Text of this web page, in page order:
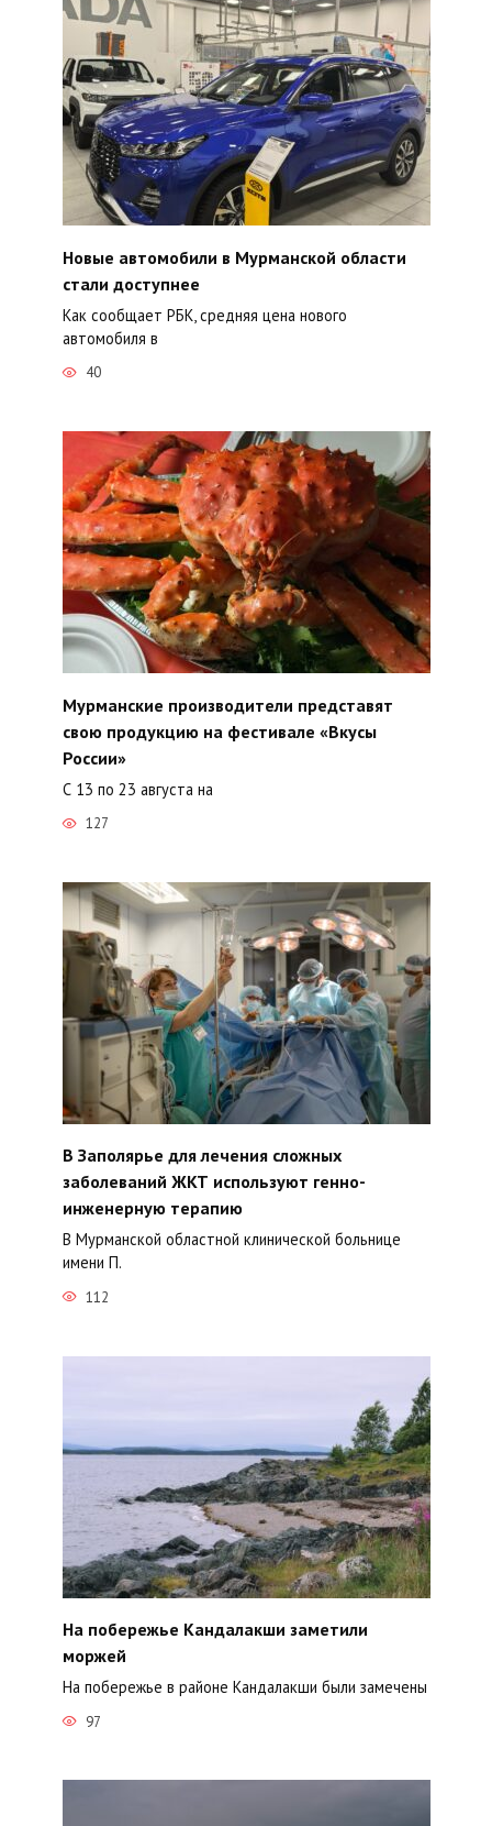
Новые автомобили в Мурманской области
стали доступнее
Как сообщает РБК, средняя цена нового
автомобиля в
40
Мурманские производители представят
свою продукцию на фестивале «Вкусы
России»
С 13 по 23 августа на
127
В Заполярье для лечения сложных
заболеваний ЖКТ используют генно-
инженерную терапию
В Мурманской областной клинической больнице
имени П.
112
На побережье Кандалакши заметили
моржей
На побережье в районе Кандалакши были замечены
97